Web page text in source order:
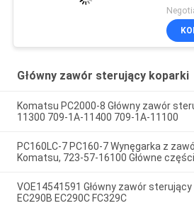
High
Główny zawór sterujący koparki
Komatsu PC2000-8 Główny zawór
11300 709-1A-11400 709-1A-11100
PC160LC-7 PC160-7 Wynęgarka z
Komatsu, 723-57-16100 Główne
VOE14541591 Główny zawór
EC290B EC290C FC329C